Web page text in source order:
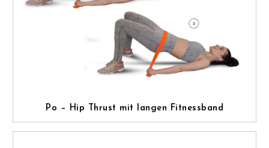
Po – Hip Thrust mit langen Fitnessband